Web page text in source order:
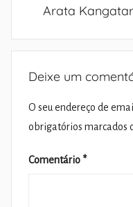
Arata
Deixe um
O seu endereço de
obrigatórios marcados
Comentário *